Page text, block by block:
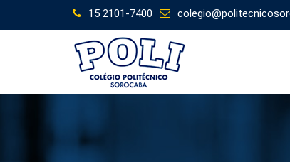
to
15 2101-7400